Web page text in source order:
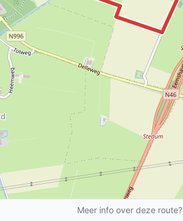
Meer info over deze route?